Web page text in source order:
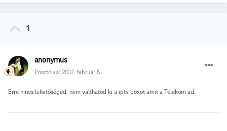
1
anonymus
Posztolva: 2017. február 5.
Erre nincs lehetőséged, nem válthatod ki a iptv boxot amit a Telekom ad.